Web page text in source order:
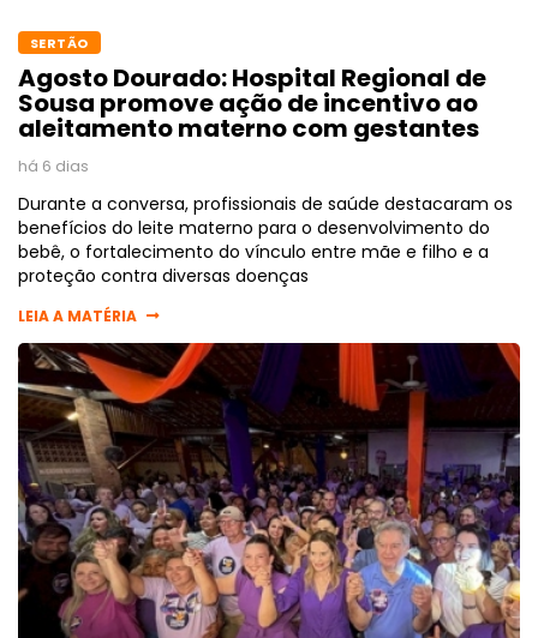
SERTÃO
Agosto Dourado: Hospital Regional de
Sousa promove ação de incentivo ao
aleitamento materno com gestantes
há 6 dias
Durante a conversa, profissionais de saúde destacaram os
benefícios do leite materno para o desenvolvimento do
bebê, o fortalecimento do vínculo entre mãe e filho e a
proteção contra diversas doenças
LEIA A MATÉRIA